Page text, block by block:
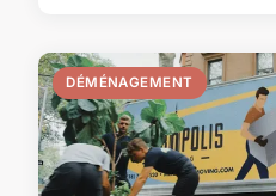
DÉMÉNAGEMENT